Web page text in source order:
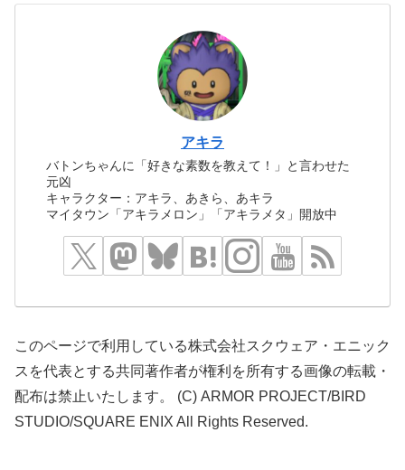
アキラ
バトンちゃんに「好きな素数を教えて！」と言わせた
元凶
キャラクター：アキラ、あきら、あキラ
マイタウン「アキラメロン」「アキラメタ」開放中
このページで利用している株式会社スクウェア・エニック
スを代表とする共同著作者が権利を所有する画像の転載・
配布は禁止いたします。 (C) ARMOR PROJECT/BIRD
STUDIO/SQUARE ENIX All Rights Reserved.